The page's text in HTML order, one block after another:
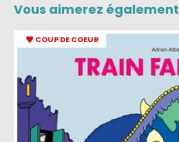
Vous aimerez également
COUP DE COEUR